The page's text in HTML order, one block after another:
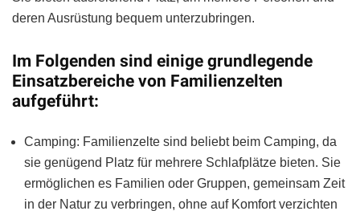
deren Ausrüstung bequem unterzubringen.
Im Folgenden sind einige grundlegende
Einsatzbereiche von Familienzelten
aufgeführt:
Camping: Familienzelte sind beliebt beim Camping, da
sie genügend Platz für mehrere Schlafplätze bieten. Sie
ermöglichen es Familien oder Gruppen, gemeinsam Zeit
in der Natur zu verbringen, ohne auf Komfort verzichten